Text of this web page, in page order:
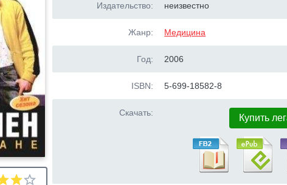
Издательство: неизвестно
Жанр: Медицина
Год: 2006
ISBN: 5-699-18582-8
Скачать: Купить